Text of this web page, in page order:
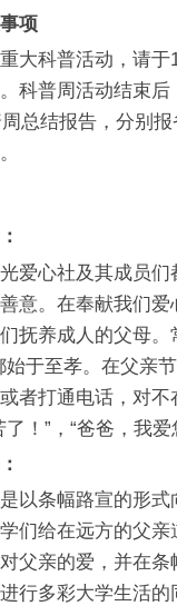
项
科普活动，请于
科普周活动结束
总结报告，分别
心社及其成员们
意。在奉献我们
抚养成人的父母。
始于至孝。在父亲
者打通电话，对不
！”，“爸爸，我爱
条幅路宣的形式
们给在远方的父亲
父亲的爱，并在
行多彩大学生活的